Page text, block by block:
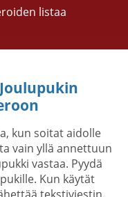
listaa
kun soitat aidolle
vain yllä annettuun
vastaa. Pyydä
Kun käytät